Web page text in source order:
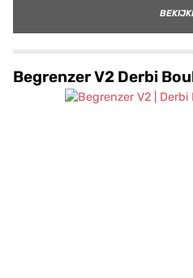
Begrenzer V2 Derbi